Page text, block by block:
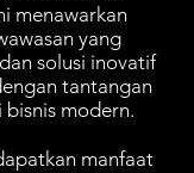
menawarkan
yang
solusi inovatif
tantangan
modern.
manfaat